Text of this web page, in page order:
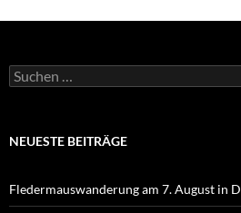
Suchen
nach:
NEUESTE BEITRÄGE
Fledermauswanderung am 7. August in